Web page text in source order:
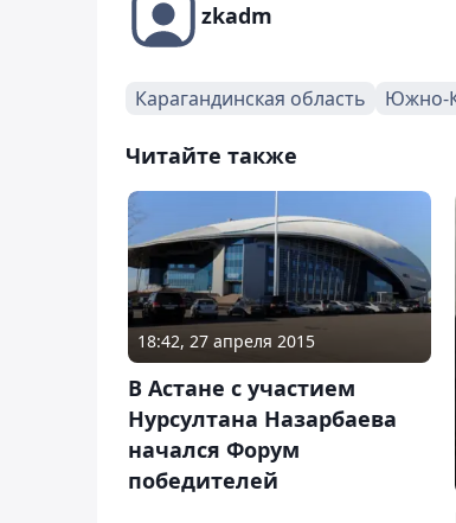
zkadm
Карагандинская область Южно-
Читайте также
18:42, 27 апреля 2015
В Астане с участием
Нурсултана Назарбаева
начался Форум
победителей